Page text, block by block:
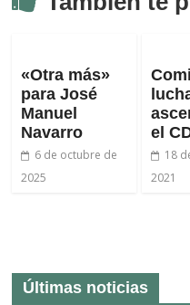
«Otra más»
para José
Manuel
Navarro
6 de octubre de
2025
el
18
2021
Últimas noticias